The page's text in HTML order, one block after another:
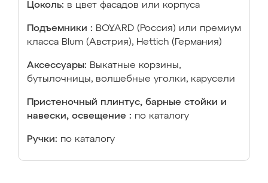
Цоколь: в цвет фасадов или корпуса
Подъемники : BOYARD (Россия) или премиум
класса Blum (Австрия), Hettich (Германия)
Аксессуары: Выкатные корзины,
бутылочницы, волшебные уголки, карусели
Пристеночный плинтус, барные стойки и
навески, освещение : по каталогу
Ручки: по каталогу